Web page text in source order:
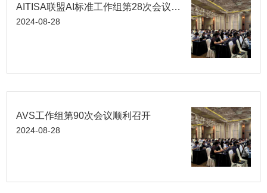
AITISA联盟AI标准工作组第28次会议顺利召开
2024-08-28
AVS工作组第90次会议顺利召开
2024-08-28